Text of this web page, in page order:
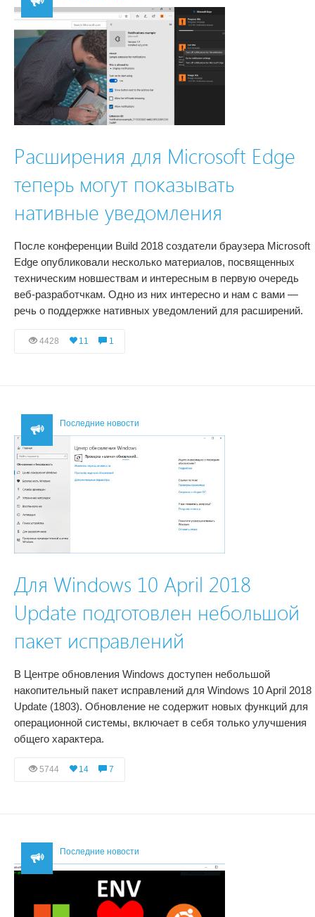
Расширения для Microsoft Edge
теперь могут показывать
нативные уведомления
После конференции Build 2018 создатели браузера Microsoft
Edge опубликовали несколько материалов, посвященных
техническим новшествам и интересным в первую очередь
веб-разработчкам. Одно из них интересно и нам с вами —
речь о поддержке нативных уведомлений для расширений.
4428 11 1
Последние новости
Для Windows 10 April 2018
Update подготовлен небольшой
пакет исправлений
В Центре обновления Windows доступен небольшой
накопительный пакет исправлений для Windows 10 April 2018
Update (1803). Обновление не содержит новых функций для
операционной системы, включает в себя только улучшения
общего характера.
5744 14 7
Последние новости